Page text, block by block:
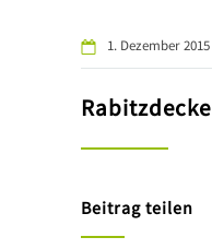
1. Dezember 2015
Rabitzdecke
Beitrag teilen